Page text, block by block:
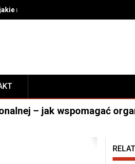
rozwiązania wybrać do
– jak wspomagać